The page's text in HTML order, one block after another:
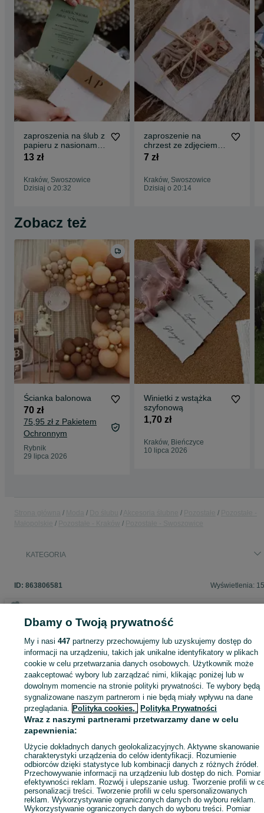
zaproszenia na ślub z
papieru z nasionami -
love in bloom
13 zł
Kraków, Swoszowice
Dzisiaj o 20:32
zaproszenie na
chrzest ze zdjęciem
dziecka i tłoczeniami -
7 zł
Kraków, Swoszowice
Dzisiaj o 20:14
Zobacz też
Ścianka balonowa
70 zł
75,95 zł z Pakietem
Ochronnym
Rybnik
29 lipca 2026
Winietki z wstążka
szyfonową
1,70 zł
Kraków, Bieńczyce
10 lipca 2026
KATEGORIA
ID: 863806581 Wyświetlenia:
Zaloguj się lub załóż konto na OLX, aby skontaktować się z
sprzedającym
Zaloguj się / Załóż konto
Zadzwoń / SMS Wyślij wiadomość
Dbamy o Twoją prywatność
My i nasi447 partnerzy przechowujemy lub uzyskujemy dostęp do
informacji na urządzeniu, takich jak unikalne identyfikatory w plikach
cookie w celu przetwarzania danych osobowych. Użytkownik może
zaakceptować wybory lub zarządzać nimi, klikając poniżej lub w
dowolnym momencie na stronie polityki prywatności. Te wybory będą
sygnalizowane naszym partnerom i nie będą miały wpływu na dane
przeglądania. Polityka cookies, Polityka Prywatności
Wraz z naszymi partnerami przetwarzamy dane w celu
zapewnienia:
Użycie dokładnych danych geolokalizacyjnych. Aktywne skanowanie
charakterystyki urządzenia do celów identyfikacji. Rozumienie
odbiorców dzięki statystyce lub kombinacji danych z różnych źródeł.
Przechowywanie informacji na urządzeniu lub dostęp do nich. Pomiar
efektywności reklam. Rozwój i ulepszanie usług. Tworzenie profili w
personalizacji treści. Tworzenie profili w celu spersonalizowanych
reklam. Wykorzystywanie ograniczonych danych do wyboru reklam.
Wykorzystywanie ograniczonych danych do wyboru treści. Pomiar